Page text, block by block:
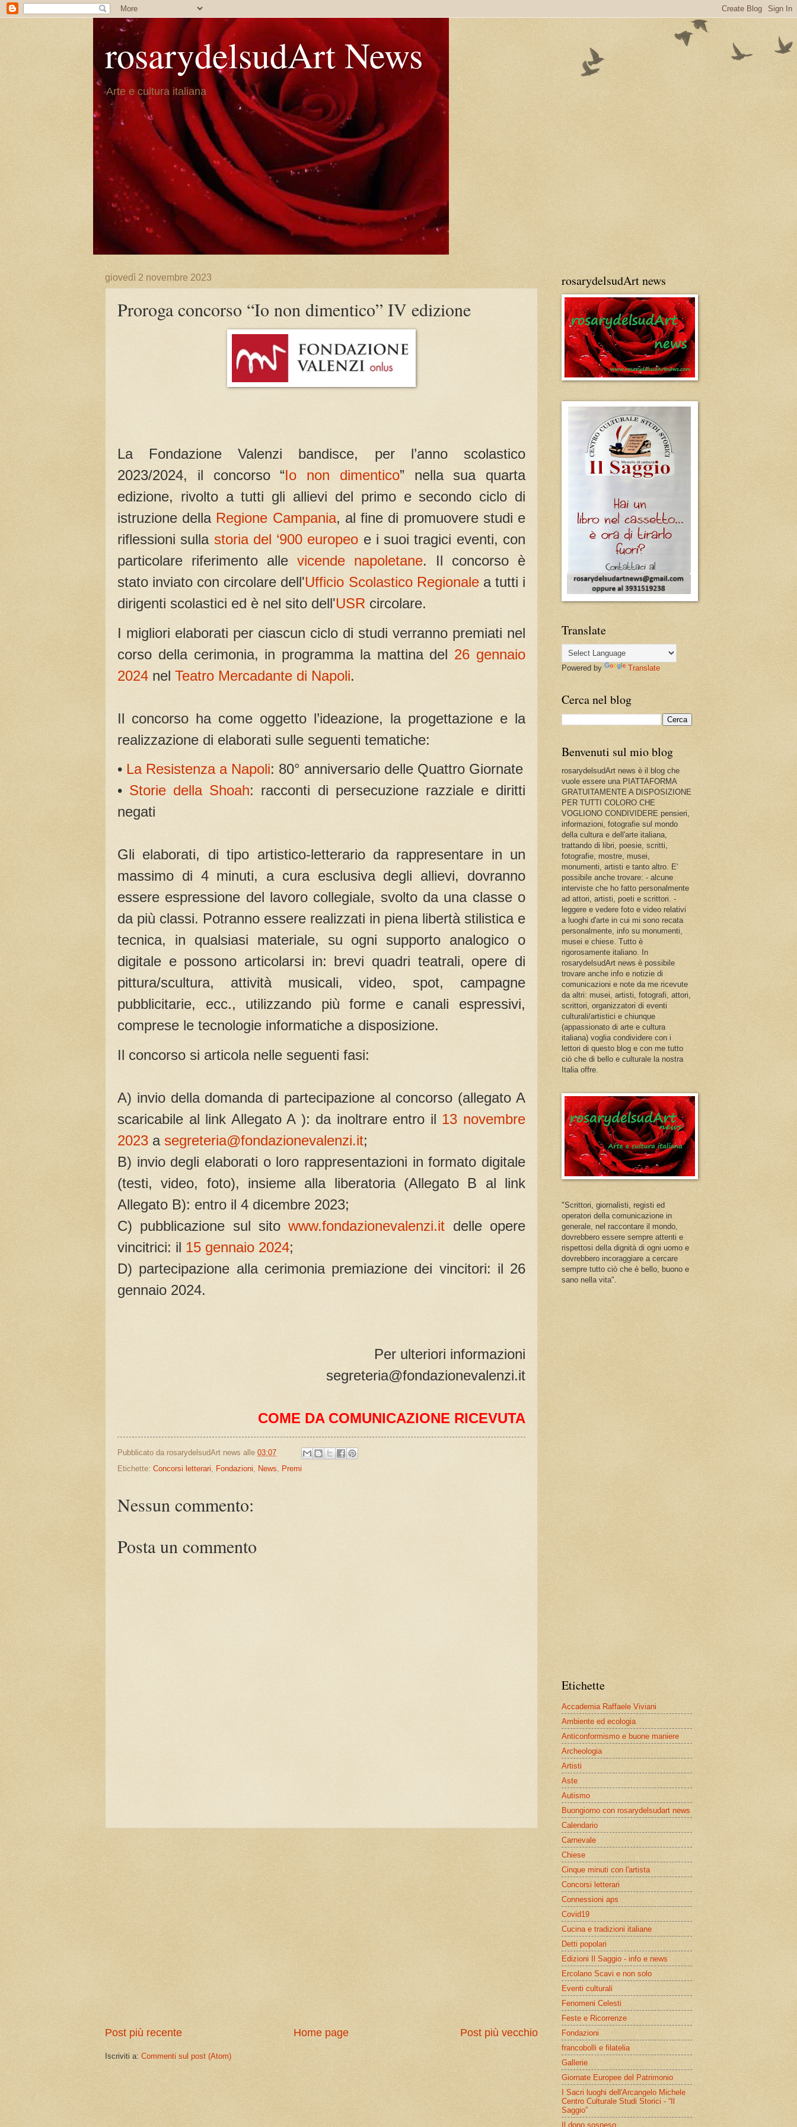
rosarydelsudArt News
Arte e cultura italiana
giovedì 2 novembre 2023
Proroga concorso “Io non dimentico” IV edizione
La Fondazione Valenzi bandisce, per l’anno scolastico
2023/2024, il concorso “Io non dimentico” nella sua quarta
edizione, rivolto a tutti gli allievi del primo e secondo ciclo di
istruzione della Regione Campania, al fine di promuovere studi e
riflessioni sulla storia del ‘900 europeo e i suoi tragici eventi, con
particolare riferimento alle vicende napoletane. Il concorso è
stato inviato con circolare dell'Ufficio Scolastico Regionalea tutti i
dirigenti scolastici ed è nel sito dell'USR circolare.
I migliori elaborati per ciascun ciclo di studi verranno premiati nel
corso della cerimonia, in programma la mattina del 26 gennaio
2024 nel Teatro Mercadante di Napoli.
Il concorso ha come oggetto l’ideazione, la progettazione e la
realizzazione di elaborati sulle seguenti tematiche:
• La Resistenza a Napoli: 80° anniversario delle Quattro Giornate
• Storie della Shoah: racconti di persecuzione razziale e diritti
negati
Gli elaborati, di tipo artistico-letterario da rappresentare in un
massimo di 4 minuti, a cura esclusiva degli allievi, dovranno
essere espressione del lavoro collegiale, svolto da una classe o
da più classi. Potranno essere realizzati in piena libertà stilistica e
tecnica, in qualsiasi materiale, su ogni supporto analogico o
digitale e possono articolarsi in: brevi quadri teatrali, opere di
pittura/scultura, attività musicali, video, spot, campagne
pubblicitarie, ecc., utilizzando più forme e canali espressivi,
comprese le tecnologie informatiche a disposizione.
Il concorso si articola nelle seguenti fasi:
A) invio della domanda di partecipazione al concorso (allegato A
scaricabile al link Allegato A ): da inoltrare entro il 13 novembre
2023 a segreteria@fondazionevalenzi.it;
B) invio degli elaborati o loro rappresentazioni in formato digitale
(testi, video, foto), insieme alla liberatoria (Allegato B al link
Allegato B): entro il 4 dicembre 2023;
C) pubblicazione sul sitowww.fondazionevalenzi.it delle opere
vincitrici: il 15 gennaio 2024;
D) partecipazione alla cerimonia premiazione dei vincitori: il 26
gennaio 2024.
Per ulteriori informazioni
segreteria@fondazionevalenzi.it
COME DA COMUNICAZIONE RICEVUTA
Pubblicato da rosarydelsudArt news alle 03:07
Etichette: Concorsi letterari Fondazioni News Premi
Nessun commento:
Posta un commento
Post più recente Post più vecchio
Home page
Iscriviti a: Commenti sul post (Atom)
rosarydelsudArt news
Translate
Powered by Translate
Cerca nel blog
Benvenuti sul mio blog
rosarydelsudArt news è il blog che
vuole essere una PIATTAFORMA
GRATUITAMENTE A DISPOSIZIONE
PER TUTTI COLORO CHE
VOGLIONO CONDIVIDERE pensieri,
informazioni, fotografie sul mondo
della cultura e dell'arte italiana,
trattando di libri, poesie, scritti,
fotografie, mostre, musei,
monumenti, artisti e tanto altro. E'
possibile anche trovare: - alcune
interviste che ho fatto personalmente
ad attori, artisti, poeti e scrittori. -
leggere e vedere foto e video relativi
a luoghi d'arte in cui mi sono recata
personalmente, info su monumenti,
musei e chiese. Tutto è
rigorosamente italiano. In
rosarydelsudArt news è possibile
trovare anche info e notizie di
comunicazioni e note da me ricevute
da altri: musei, artisti, fotografi, attori,
scrittori, organizzatori di eventi
culturali/artistici e chiunque
(appassionato di arte e cultura
italiana) voglia condividere con i
lettori di questo blog e con me tutto
ciò che di bello e culturale la nostra
Italia offre.
"Scrittori, giornalisti, registi ed
operatori della comunicazione in
generale, nel raccontare il mondo,
dovrebbero essere sempre attenti e
rispettosi della dignità di ogni uomo e
dovrebbero incoraggiare a cercare
sempre tutto ciò che è bello, buono e
sano nella vita".
Etichette
Accademia Raffaele Viviani
Ambiente ed ecologia
Anticonformismo e buone maniere
Archeologia
Artisti
Aste
Autismo
Buongiorno con rosarydelsudart news
Calendario
Carnevale
Chiese
Cinque minuti con l'artista
Concorsi letterari
Connessioni aps
Covid19
Cucina e tradizioni italiane
Detti popolari
Edizioni Il Saggio - info e news
Ercolano Scavi e non solo
Eventi culturali
Fenomeni Celesti
Feste e Ricorrenze
Fondazioni
francobolli e filatelia
Gallerie
Giornate Europee del Patrimonio
I Sacri luoghi dell'Arcangelo Michele
Centro Culturale Studi Storici - “Il
Saggio”
Il dono sospeso